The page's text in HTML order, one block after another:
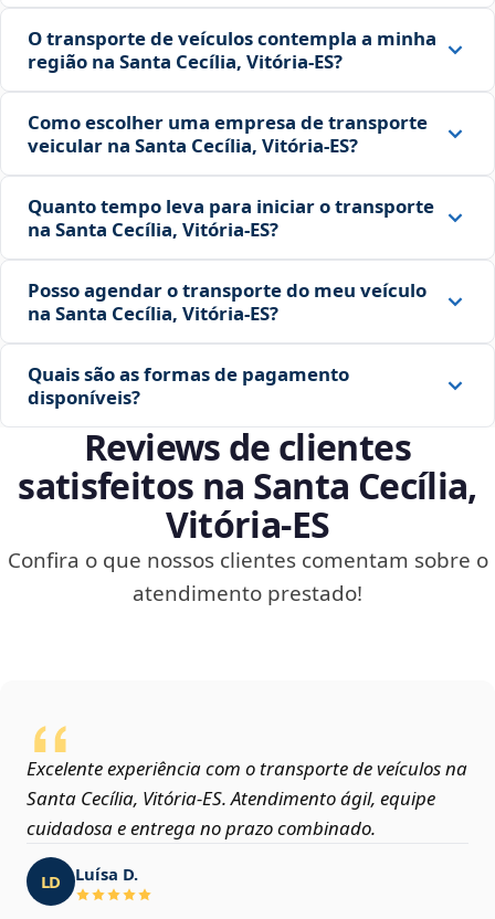
O transporte de veículos contempla a minha
região na Santa Cecília, Vitória‑ES?
Como escolher uma empresa de transporte
veicular na Santa Cecília, Vitória‑ES?
Quanto tempo leva para iniciar o transporte
na Santa Cecília, Vitória‑ES?
Posso agendar o transporte do meu veículo
na Santa Cecília, Vitória‑ES?
Quais são as formas de pagamento
disponíveis?
Reviews de clientes
satisfeitos na Santa Cecília,
Vitória‑ES
Confira o que nossos clientes comentam sobre o
atendimento prestado!
Excelente experiência com o transporte de veículos na
Santa Cecília, Vitória‑ES. Atendimento ágil, equipe
cuidadosa e entrega no prazo combinado.
LD Luísa D.